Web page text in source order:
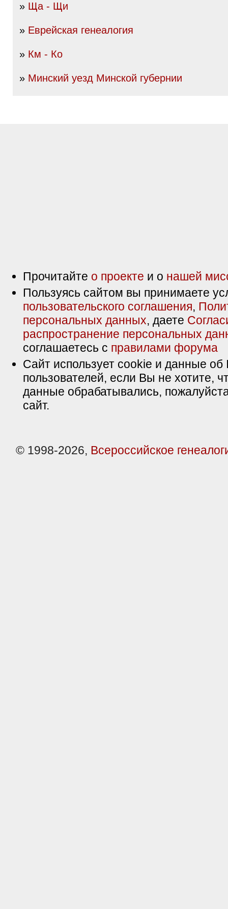
» Ща - Щи
» Еврейская генеалогия
» Км - Ко
» Минский уезд Минской губернии
Прочитайте о проекте и о нашей
Пользуясь сайтом вы принимаете
пользовательского соглашения,
персональных данных, даете
распространение персональных
соглашаетесь с правилами форума
Сайт использует cookie и данные об
пользователей, если Вы не хотите,
данные обрабатывались,
сайт.
© 1998-2026, Всероссийское